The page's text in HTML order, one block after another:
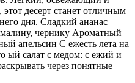
десерт станет отличным
дня. Сладкий ананас
чернику Ароматный
апельсин С ежесть лета на
ый салат с медом: с ежий и
через понятные